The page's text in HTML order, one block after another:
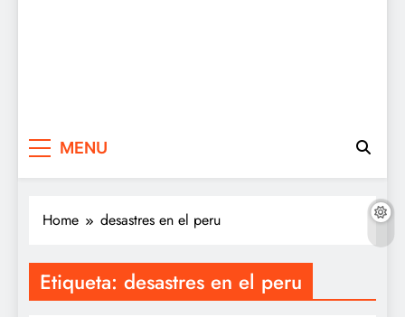
MENU
Home desastres en el peru
Etiqueta: desastres en el peru